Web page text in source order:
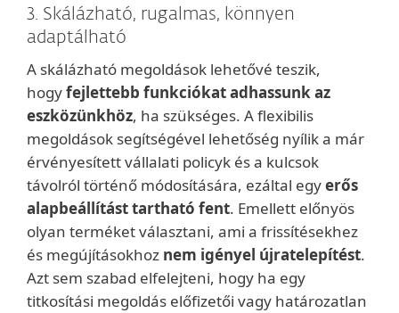
3. Skálázható, rugalmas, könnyen
adaptálható
A skálázható megoldások lehetővé teszik,
hogyfejlettebb funkciókat adhassunk az
eszközünkhöz, ha szükséges. A flexibilis
megoldások segítségével lehetőség nyílik a már
érvényesített vállalati policyk és a kulcsok
távolról történő módosítására, ezáltal egyerős
alapbeállítást tartható fent. Emellett előnyös
olyan terméket választani, ami a frissítésekhez
és megújításokhoz nem igényel újratelepítést.
Azt sem szabad elfelejteni, hogy ha egy
titkosítási megoldás előfizetői vagy határozatlan